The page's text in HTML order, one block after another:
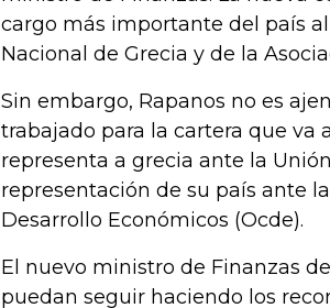
cargo más importante del país
Nacional de Grecia y de la
Sin embargo, Rapanos no es
trabajado para la cartera que va
representa a grecia ante la
representación de su país ante
Desarrollo Económicos (Ocde).
El nuevo ministro de Finanzas
puedan seguir haciendo los